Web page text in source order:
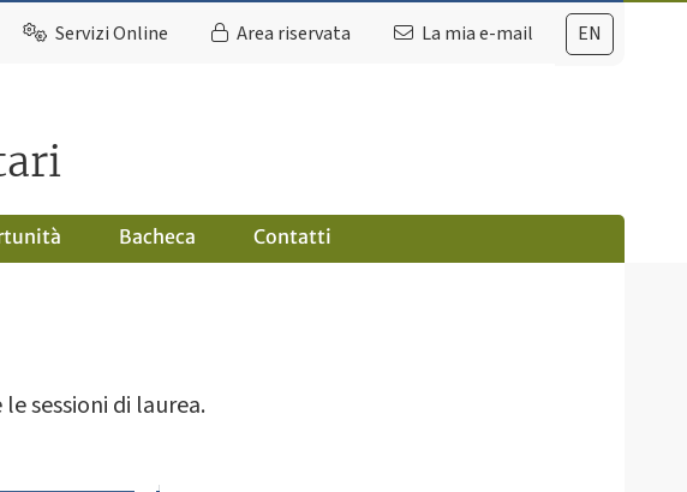
EN
Servizi Online Area riservata La mia e-mail
Bacheca Contatti
sessioni di laurea.